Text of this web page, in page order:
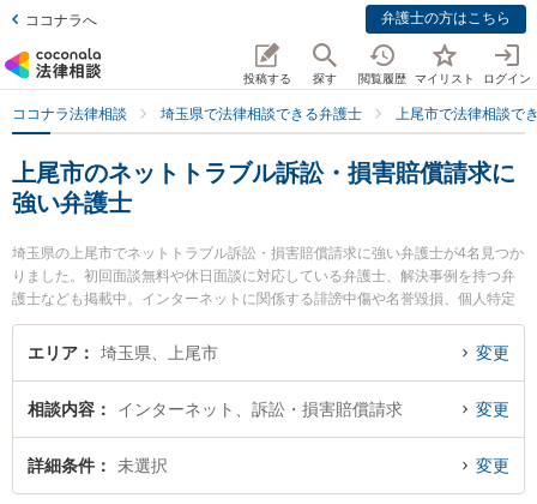
ココナラへ 弁護士の方はこちら
投稿する 探す 閲覧履歴 マイリスト ログイン
ココナラ法律相談 埼玉県で法律相談できる弁護士 上尾市で法律相談で
上尾市のネットトラブル訴訟・損害賠償請求に
強い弁護士
埼玉県の上尾市でネットトラブル訴訟・損害賠償請求に強い弁護士が4名見つか
りました。初回面談無料や休日面談に対応している弁護士、解決事例を持つ弁
護士なども掲載中。インターネットに関係する誹謗中傷や名誉毀損、個人特定
等の細かな分野での絞り込み検索もでき便利です。特に上尾あおぞら法律事務
所の川村 正衡弁護士や池長・田部法律事務所の池長 宏真弁護士、武井・鳥居法
償請求のトラブルを今すぐに弁護士に相談したい』『ネットトラブル訴訟・損
害賠償請求のトラブル解決の実績豊富な近くの弁護士を検索したい』『初回相
談無料でネットトラブル訴訟・損害賠償請求を法律相談できる上尾市内の弁護
エリア 埼玉県、上尾市 変更
相談内容 インターネット、訴訟・損害賠償請求 変更
詳細条件 未選択 変更